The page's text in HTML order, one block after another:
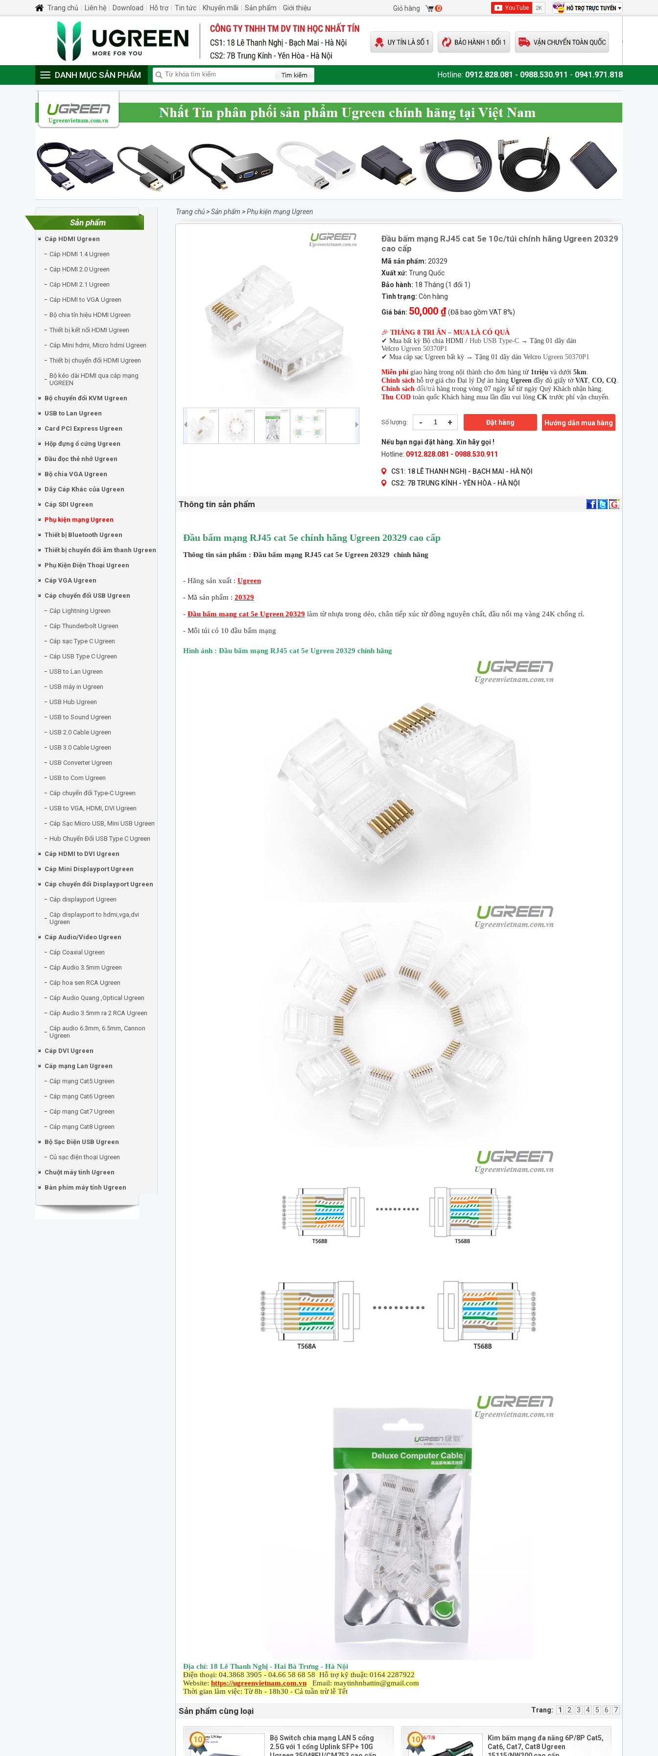
Hotline: 0912.828.081 - 0988.530.911 - 0941.971.818
DANH MỤC SẢN PHẨM
Sản phẩm
Cáp HDMI Ugreen
Cáp HDMI 1.4 Ugreen
Cáp HDMI 2.0 Ugreen
Cáp HDMI 2.1 Ugreen
Cáp HDMI to VGA Ugreen
Bộ chia tín hiệu HDMI Ugreen
Thiết bị kết nối HDMI Ugreen
Cáp Mini hdmi, Micro hdmi Ugreen
Thiết bị chuyển đổi HDMI Ugreen
Bộ kéo dài HDMI qua cáp mạng
UGREEN
Bộ chuyển đổi KVM Ugreen
USB to Lan Ugreen
Card PCI Express Ugreen
Hộp đựng ổ cứng Ugreen
Đầu đọc thẻ nhớ Ugreen
Bộ chia VGA Ugreen
Dây Cáp Khác của Ugreen
Cáp SDI Ugreen
Phụ kiện mạng Ugreen
Thiết bị Bluetooth Ugreen
Thiết bị chuyển đổi âm thanh Ugreen
Phụ Kiện Điện Thoại Ugreen
Cáp VGA Ugreen
Cáp chuyển đổi USB Ugreen
Cáp Lightning Ugreen
Cáp Thunderbolt Ugreen
Cáp sạc Type C Ugreen
Cáp USB Type C Ugreen
USB to Lan Ugreen
USB máy in Ugreen
USB Hub Ugreen
USB to Sound Ugreen
USB 2.0 Cable Ugreen
USB 3.0 Cable Ugreen
USB Converter Ugreen
USB to Com Ugreen
Cáp chuyển đổi Type-C Ugreen
USB to VGA, HDMI, DVI Ugreen
Cáp Sạc Micro USB, Mini USB Ugreen
Hub Chuyển Đổi USB Type C Ugreen
Cáp HDMI to DVI Ugreen
Cáp Mini Displayport Ugreen
Cáp chuyển đổi Displayport Ugreen
Cáp displayport Ugreen
Cáp displayport to hdmi,vga,dvi
Ugreen
Cáp Audio/Video Ugreen
Cáp Coaxial Ugreen
Cáp Audio 3.5mm Ugreen
Cáp hoa sen RCA Ugreen
Cáp Audio Quang ,Optical Ugreen
Cáp Audio 3.5mm ra 2 RCA Ugreen
Cáp audio 6.3mm, 6.5mm, Cannon
Ugreen
Cáp DVI Ugreen
Cáp mạng Lan Ugreen
Cáp mạng Cat5 Ugreen
Cáp mạng Cat6 Ugreen
Cáp mạng Cat7 Ugreen
Cáp mạng Cat8 Ugreen
Bộ Sạc Điện USB Ugreen
Củ sạc điện thoại Ugreen
Chuột máy tính Ugreen
Bàn phím máy tính Ugreen
Trang chủ>Sản phẩm >Phụ kiện mạng Ugreen
Đầu bấm mạng RJ45 cat 5e 10c/túi chính hãng Ugreen 20329
cao cấp
Mã sản phẩm: 20329
Xuất xứ: Trung Quốc
Bảo hành: 18 Tháng (1 đổi 1)
Tình trạng: Còn hàng
Giá bán: 50,000 ₫(Đã bao gồm VAT 8%)
🎉 THÁNG 8 TRI ÂN – MUA LÀ CÓ QUÀ
✔ Mua bất kỳ Bộ chia HDMI / Hub USB Type-C → Tặng 01 dây dán
Velcro Ugreen 50370P1
✔ Mua cáp sạc Ugreen bất kỳ → Tặng 01 dây dán Velcro Ugreen 50370P1
Miễn phí giao hàng trong nội thành cho đơn hàng từ 1triệu và dưới 5km.
Chính sách hỗ trợ giá cho Đại lý Dự án hàng Ugreen đầy đủ giấy tờ VAT, CO, CQ.
Chính sách đổi/trả hàng trong vòng 07 ngày kể từ ngày Quý Khách nhận hàng.
Thu COD toàn quốc Khách hàng mua lần đầu vui lòng CK trước phí vận chuyển.
Số lượng: - + Đặt hàng Hướng dẫn mua hàng
Nếu bạn ngại đặt hàng. Xin hãy gọi !
Hotline: 0912.828.081 - 0988.530.911
CS1: 18 LÊ THANH NGHỊ - BẠCH MAI - HÀ NỘI
CS2: 7B TRUNG KÍNH - YÊN HÒA - HÀ NỘI
Thông tin sản phẩm
Đầu bấm mạng RJ45 cat 5e chính hãng Ugreen 20329 cao cấp
Thông tin sản phẩm : Đầu bấm mạng RJ45 cat 5e Ugreen 20329 chính hãng
- Hãng sản xuất : Ugreen
- Mã sản phẩm : 20329
- Đầu bấm mạng cat 5e Ugreen 20329 làm từ nhựa trong dẻo, chân tiếp xúc từ đồng nguyên chất, đầu nối mạ vàng 24K chống rỉ.
- Mỗi túi có 10 đầu bấm mạng
Hình ảnh : Đầu bấm mạng RJ45 cat 5e Ugreen 20329 chính hãng
Địa chỉ: 18 Lê Thanh Nghị - Hai Bà Trưng - Hà Nội
Điện thoại: 04.3868 3905 - 04.66 58 68 58 Hỗ trợ kỹ thuật: 0164 2287922
Website: https://ugreenvietnam.com.vn Email: maytinhnhattin@gmail.com
Thời gian làm việc: Từ 8h - 18h30 - Cả tuần trừ lễ Tết
Trang: 1 2 3 4 5 6 7
Sản phẩm cùng loại
Bộ Switch chia mạng LAN 5 cổng
2.5G với 1 cổng Uplink SFP+ 10G
10
Kìm bấm mạng đa năng 6P/8P Cat5,
Cat6, Cat7, Cat8 Ugreen
10
0
Giỏ hàng
Trang chủ Liên hệ Download Hỗ trợ Tin tức Khuyến mãi Sản phẩm Giới thiệu